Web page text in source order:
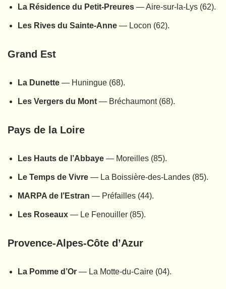
La Résidence du Petit-Preures — Aire-sur-la-Lys (62).
Les Rives du Sainte-Anne — Locon (62).
Grand Est
La Dunette — Huningue (68).
Les Vergers du Mont — Bréchaumont (68).
Pays de la Loire
Les Hauts de l’Abbaye — Moreilles (85).
Le Temps de Vivre — La Boissière-des-Landes (85).
MARPA de l’Estran — Préfailles (44).
Les Roseaux — Le Fenouiller (85).
Provence-Alpes-Côte d’Azur
La Pomme d’Or — La Motte-du-Caire (04).